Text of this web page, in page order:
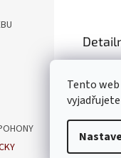
Tento